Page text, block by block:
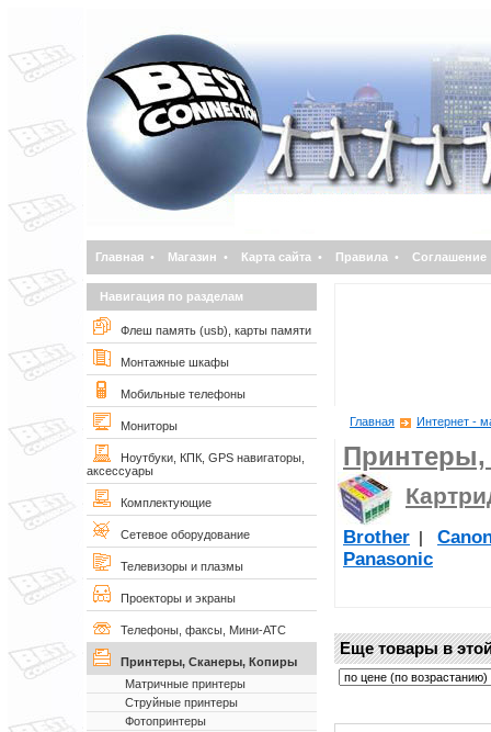
Главная • Магазин • Карта сайта • Правила • Соглашение
Навигация по разделам
Флеш память (usb), карты памяти
Монтажные шкафы
Мобильные телефоны
Мониторы
Ноутбуки, КПК, GPS навигаторы,
аксессуары
Комплектующие
Сетевое оборудование
Телевизоры и плазмы
Проекторы и экраны
Телефоны, факсы, Мини-АТС
Принтеры, Сканеры, Копиры
Матричные принтеры
Струйные принтеры
Фотопринтеры
Главная Интернет -
Brother |
Panasonic
Еще товары в